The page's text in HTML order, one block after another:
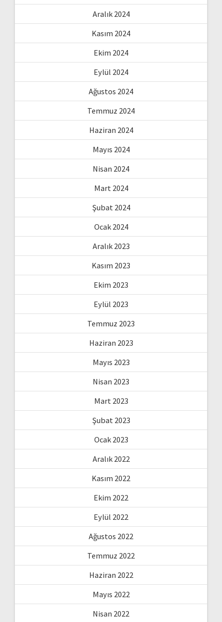
Aralık 2024
Kasım 2024
Ekim 2024
Eylül 2024
Ağustos 2024
Temmuz 2024
Haziran 2024
Mayıs 2024
Nisan 2024
Mart 2024
Şubat 2024
Ocak 2024
Aralık 2023
Kasım 2023
Ekim 2023
Eylül 2023
Temmuz 2023
Haziran 2023
Mayıs 2023
Nisan 2023
Mart 2023
Şubat 2023
Ocak 2023
Aralık 2022
Kasım 2022
Ekim 2022
Eylül 2022
Ağustos 2022
Temmuz 2022
Haziran 2022
Mayıs 2022
Nisan 2022